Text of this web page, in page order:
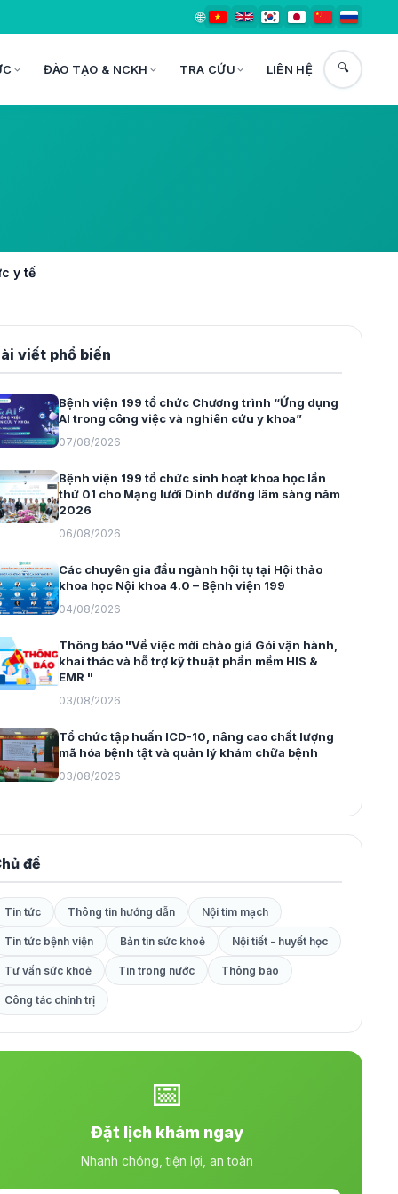
🌐
ĐÀO TẠO & NCKH TRA CỨU LIÊN HỆ 🔍
y tế
viết phổ biến
Bệnh viện 199 tổ chức Chương trình “Ứng dụng
AI trong công việc và nghiên cứu y khoa”
07/08/2026
Bệnh viện 199 tổ chức sinh hoạt khoa học lần
thứ 01 cho Mạng lưới Dinh dưỡng lâm sàng năm
2026
06/08/2026
Các chuyên gia đầu ngành hội tụ tại Hội thảo
khoa học Nội khoa 4.0 – Bệnh viện 199
04/08/2026
Thông báo "Về việc mời chào giá Gói vận hành,
khai thác và hỗ trợ kỹ thuật phần mềm HIS &
EMR "
03/08/2026
Tổ chức tập huấn ICD-10, nâng cao chất lượng
mã hóa bệnh tật và quản lý khám chữa bệnh
03/08/2026
đề
Tin tức Thông tin hướng dẫn Nội tim mạch
Tin tức bệnh viện Bản tin sức khoẻ Nội tiết - huyết học
Tư vấn sức khoẻ Tin trong nước Thông báo
Công tác chính trị
📅
Đặt lịch khám ngay
Nhanh chóng, tiện lợi, an toàn